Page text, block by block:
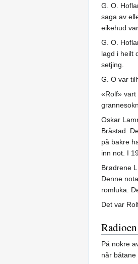
G. O.
saga av
eikehud
G. O.
lagd i heilt
setjing.
G. O var
«Rolf»
Oskar
Bråstad.
på bakre
inn not. I
Brødrene
Denne
romluka.
Det var
På nokre
når